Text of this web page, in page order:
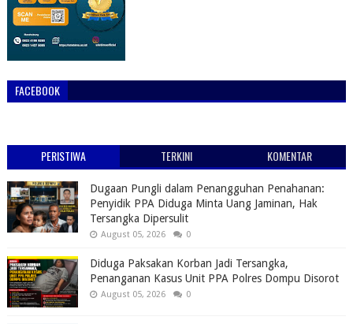
FACEBOOK
PERISTIWA TERKINI KOMENTAR
Dugaan Pungli dalam Penangguhan Penahanan:
Penyidik PPA Diduga Minta Uang Jaminan, Hak
Tersangka Dipersulit
August 05, 2026 0
Diduga Paksakan Korban Jadi Tersangka,
Penanganan Kasus Unit PPA Polres Dompu Disorot
August 05, 2026 0